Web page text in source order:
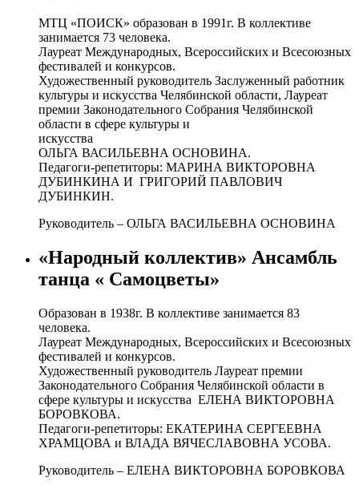
МТЦ «ПОИСК» образован в 1991г. В коллективе
занимается 73 человека.
Лауреат Международных, Всероссийских и Всесоюзных
фестивалей и конкурсов.
Художественный руководитель Заслуженный работник
культуры и искусства Челябинской области, Лауреат
премии Законодательного Собрания Челябинской
области в сфере культуры и
искусства
ОЛЬГА ВАСИЛЬЕВНА ОСНОВИНА.
Педагоги-репетиторы: МАРИНА ВИКТОРОВНА
ДУБИНКИНА И ГРИГОРИЙ ПАВЛОВИЧ
ДУБИНКИН.
Руководитель – ОЛЬГА ВАСИЛЬЕВНА ОСНОВИНА
«Народный коллектив» Ансамбль
танца « Самоцветы»
Образован в 1938г. В коллективе занимается 83
человека.
Лауреат Международных, Всероссийских и Всесоюзных
фестивалей и конкурсов.
Художественный руководитель Лауреат премии
Законодательного Собрания Челябинской области в
сфере культуры и искусства ЕЛЕНА ВИКТОРОВНА
БОРОВКОВА.
Педагоги-репетиторы: ЕКАТЕРИНА СЕРГЕЕВНА
ХРАМЦОВА и ВЛАДА ВЯЧЕСЛАВОВНА УСОВА.
Руководитель – ЕЛЕНА ВИКТОРОВНА БОРОВКОВА